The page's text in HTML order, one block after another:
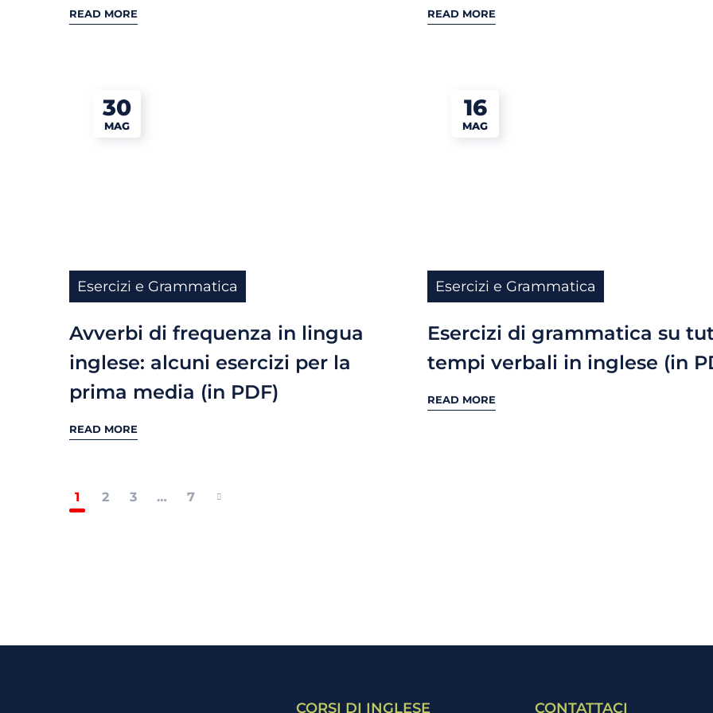
READ MORE READ MORE
30
MAG
Esercizi e Grammatica
Avverbi di frequenza in lingua
inglese: alcuni esercizi per la
prima media (in PDF)
READ MORE
16
MAG
Esercizi e Grammatica
Esercizi di grammatica su
tempi verbali in inglese (in
READ MORE
1 2 3 … 7
CORSI DI INGLESE CONTATTACI